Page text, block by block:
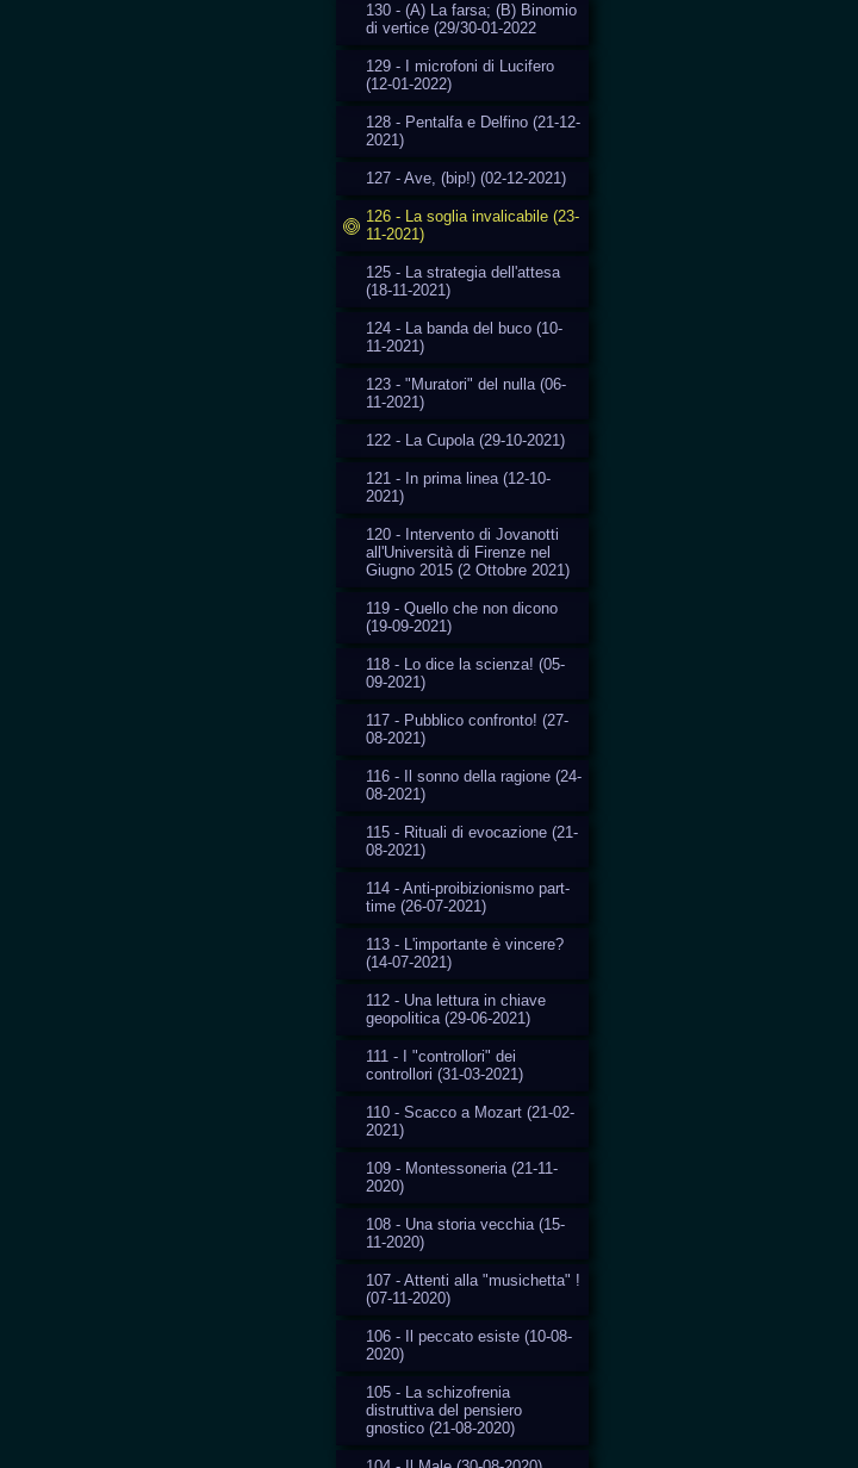
130 - (A) La farsa; (B) Binomio
di vertice (29/30-01-2022
129 - I microfoni di Lucifero
(12-01-2022)
128 - Pentalfa e Delfino (21-12-
2021)
127 - Ave, (bip!) (02-12-2021)
126 - La soglia invalicabile (23-
11-2021)
125 - La strategia dell'attesa
(18-11-2021)
124 - La banda del buco (10-
11-2021)
123 - "Muratori" del nulla (06-
11-2021)
122 - La Cupola (29-10-2021)
121 - In prima linea (12-10-
2021)
120 - Intervento di Jovanotti
all'Università di Firenze nel
Giugno 2015 (2 Ottobre 2021)
119 - Quello che non dicono
(19-09-2021)
118 - Lo dice la scienza! (05-
09-2021)
117 - Pubblico confronto! (27-
08-2021)
116 - Il sonno della ragione (24-
08-2021)
115 - Rituali di evocazione (21-
08-2021)
114 - Anti-proibizionismo part-
time (26-07-2021)
113 - L'importante è vincere?
(14-07-2021)
112 - Una lettura in chiave
geopolitica (29-06-2021)
111 - I "controllori" dei
controllori (31-03-2021)
110 - Scacco a Mozart (21-02-
2021)
109 - Montessoneria (21-11-
2020)
108 - Una storia vecchia (15-
11-2020)
107 - Attenti alla "musichetta" !
(07-11-2020)
106 - Il peccato esiste (10-08-
2020)
105 - La schizofrenia
distruttiva del pensiero
gnostico (21-08-2020)